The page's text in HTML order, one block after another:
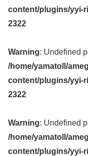
content/plugins/yyi-
2322
Warning: Undefined
/home/yamatoll/
content/plugins/yyi-
2322
Warning: Undefined
/home/yamatoll/
content/plugins/yyi-